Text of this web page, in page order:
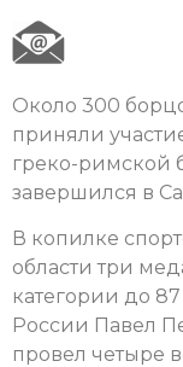
Около 300
приняли
греко-римской
завершился в
В копилке
области три
категории до 87
России Павел
провел четыре